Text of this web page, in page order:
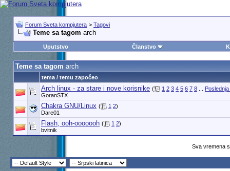
Forum Sveta kompjutera > Tagovi
Teme sa tagom arch
Uputstvo Članstvo
Teme sa tagom arch
tema / temu započeo
Arch linux - za stare i nove korisnike ( 1 2 3 4 5 6 7 8...
GoranSTX
Chakra GNU/Linux ( 1 2)
Dare01
Flash, ooh-ooooooh ( 1 2)
bvitnik
Sva vremena